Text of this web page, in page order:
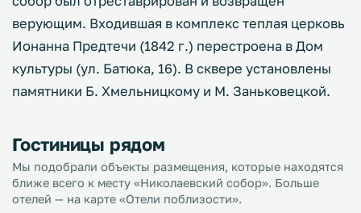
верующим. Входившая в комплекс теплая церковь
Ионанна Предтечи (1842 г.) перестроена в Дом
культуры (ул. Батюка, 16). В сквере установлены
памятники Б. Хмельницкому и М. Заньковецкой.
Гостиницы рядом
Мы подобрали объекты размещения, которые находятся
ближе всего к месту «Николаевский собор». Больше
отелей — на карте «Отели поблизости».